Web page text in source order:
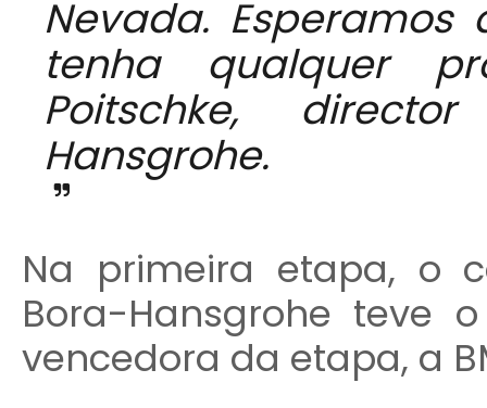
Nevada.
tenha qualquer
Poitschke,
Hansgrohe.
Na primeira etapa, o
Bora-Hansgrohe teve
vencedora da etapa, a